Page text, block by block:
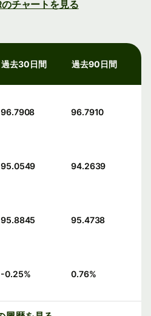
チャートを見る
過去30日間 過去90日間
96.7908 96.7910
95.0549 94.2639
95.8845 95.4738
-0.25% 0.76%